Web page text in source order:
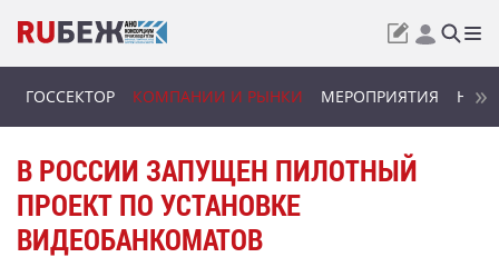
ГОССЕКТОР КОМПАНИИ И РЫНКИ МЕРОПРИЯТИЯ
В РОССИИ ЗАПУЩЕН ПИЛОТНЫЙ
ПРОЕКТ ПО УСТАНОВКЕ
ВИДЕОБАНКОМАТОВ